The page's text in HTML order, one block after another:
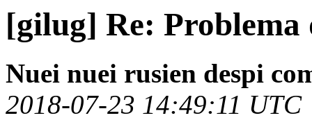
[gilug] Re: Problema
Nuei nuei rusien despi
2018-07-23 14:49:11 UTC